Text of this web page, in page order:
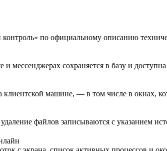
по официальному описанию
мессенджерах сохраняется в базу и
клиентской машине, — в том числе в окнах,
файлов записываются с указанием